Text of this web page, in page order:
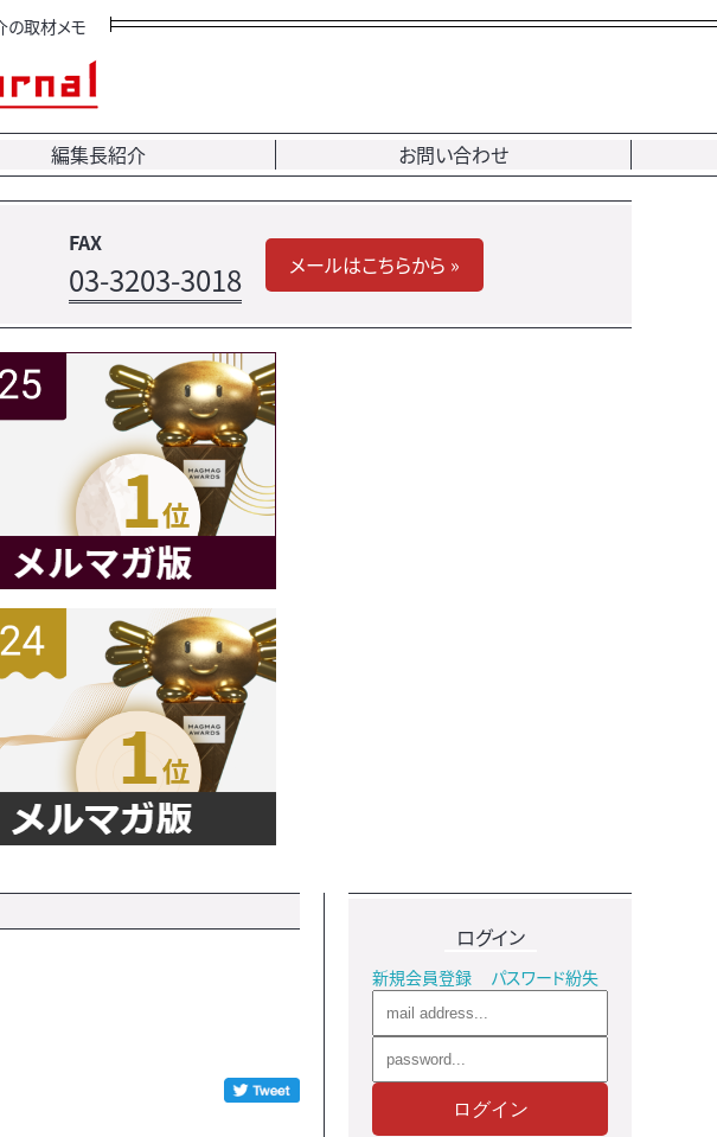
取材メモ
編集長紹介 お問い合わせ
FAX
03-3203-3018 メールはこちらから »
ログイン
新規会員登録 パスワード紛失
ログイン